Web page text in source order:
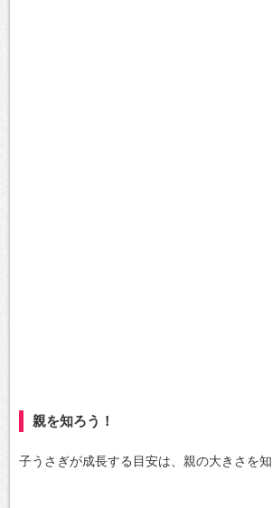
親を知ろう！
子うさぎが成長する目安は、親の大きさを知